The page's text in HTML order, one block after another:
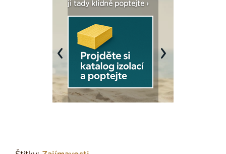
ji tady klidně poptejte ›
Previous Next